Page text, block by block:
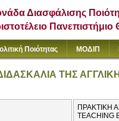
Διασφάλισης
Ποιότητας ΜΟΔΙΠ
ΤΗΣ
ΠΡΑΚΤΙΚΗ
TEACHING